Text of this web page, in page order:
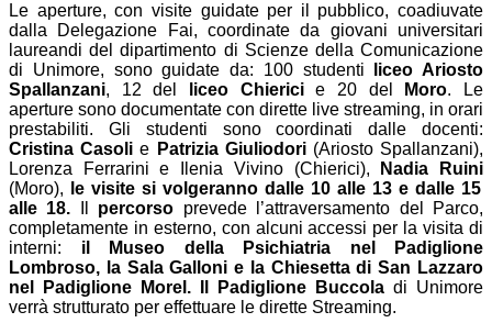
Le aperture, con visite guidate per il pubblico, coadiuvate
dalla Delegazione Fai, coordinate da giovani universitari
laureandi del dipartimento di Scienze della Comunicazione
di Unimore, sono guidate da: 100 studenti
liceo Ariosto
Spallanzani, 12 del liceo Chiericie 20 del Moro. Le
aperture sono documentate con dirette live streaming, in orari
prestabiliti. Gli studenti sono coordinati dalle docenti:
Cristina Casoli e Patrizia Giuliodori(Ariosto Spallanzani),
Lorenza Ferrarini e Ilenia Vivino (Chierici),
Nadia Ruini
(Moro),
le visite si volgeranno dalle 10 alle 13 e dalle 15
alle 18.
percorso prevede l’attraversamento del Parco,
completamente in esterno, con alcuni accessi per la visita di
interni: il Museo della Psichiatria nel Padiglione
Lombroso, la Sala Galloni e la Chiesetta di San Lazzaro
nel Padiglione Morel. Il Padiglione Buccola di Unimore
verrà strutturato per effettuare le dirette Streaming.